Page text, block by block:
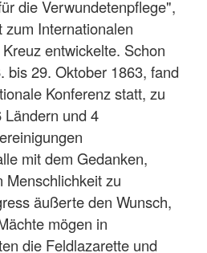
die Verwundetenpflege",
Internationalen
entwickelte. Schon
bis 29. Oktober 1863, fand
Konferenz statt, zu
und 4
mit dem Gedanken,
Menschlichkeit zu
äußerte den Wunsch,
mögen in
die Feldlazarette und